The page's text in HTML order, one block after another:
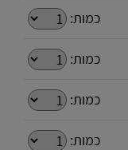
כמות:
כמות:
כמות:
כמות: